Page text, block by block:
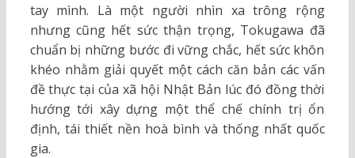
tay mình. Là một người nhìn xa trông rộng
nhưng cũng hết sức thận trọng, Tokugawa đã
chuẩn bị những bước đi vững chắc, hết sức khôn
khéo nhằm giải quyết một cách căn bản các vấn
đề thực tại của xã hội Nhật Bản lúc đó đồng thời
hướng tới xây dựng một thể chế chính trị ổn
định, tái thiết nền hoà bình và thống nhất quốc
gia.